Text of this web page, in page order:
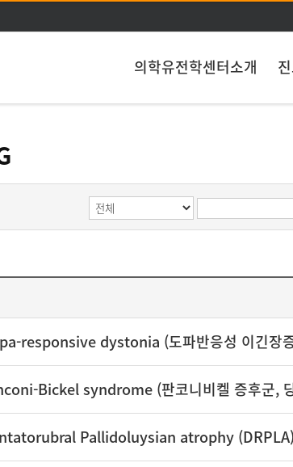
주메뉴 바로가기
본문 바로가기
의학유전학센터소개
responsive dystonia (도파반응성 이긴장
Bickel syndrome (판코니비켈 증후군,
Pallidoluysian atrophy